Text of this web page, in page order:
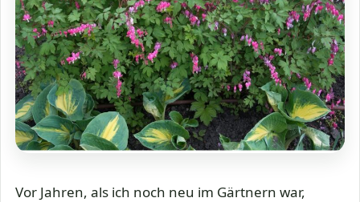
Vor Jahren, als ich noch neu im Gärtnern war,